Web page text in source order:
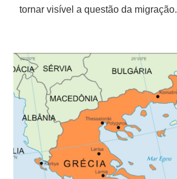
tornar visível a questão da migração.